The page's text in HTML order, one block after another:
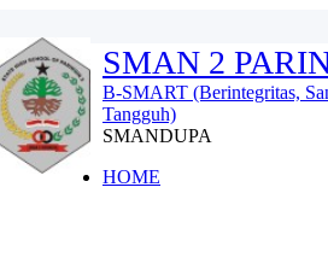
SMAN 2
B-SMART (Berintegritas,
Tangguh)
SMANDUPA
HOME